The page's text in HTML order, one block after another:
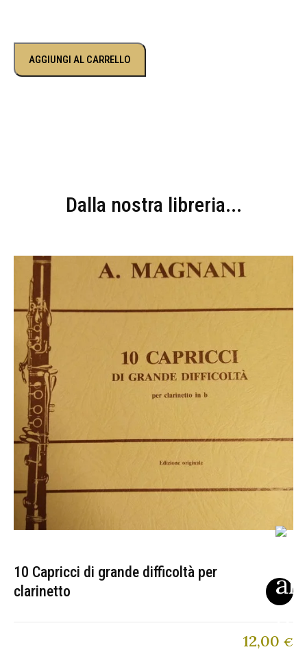
AGGIUNGI AL CARRELLO
Dalla nostra libreria...
10 Capricci di grande difficoltà per
clarinetto
12,00 €